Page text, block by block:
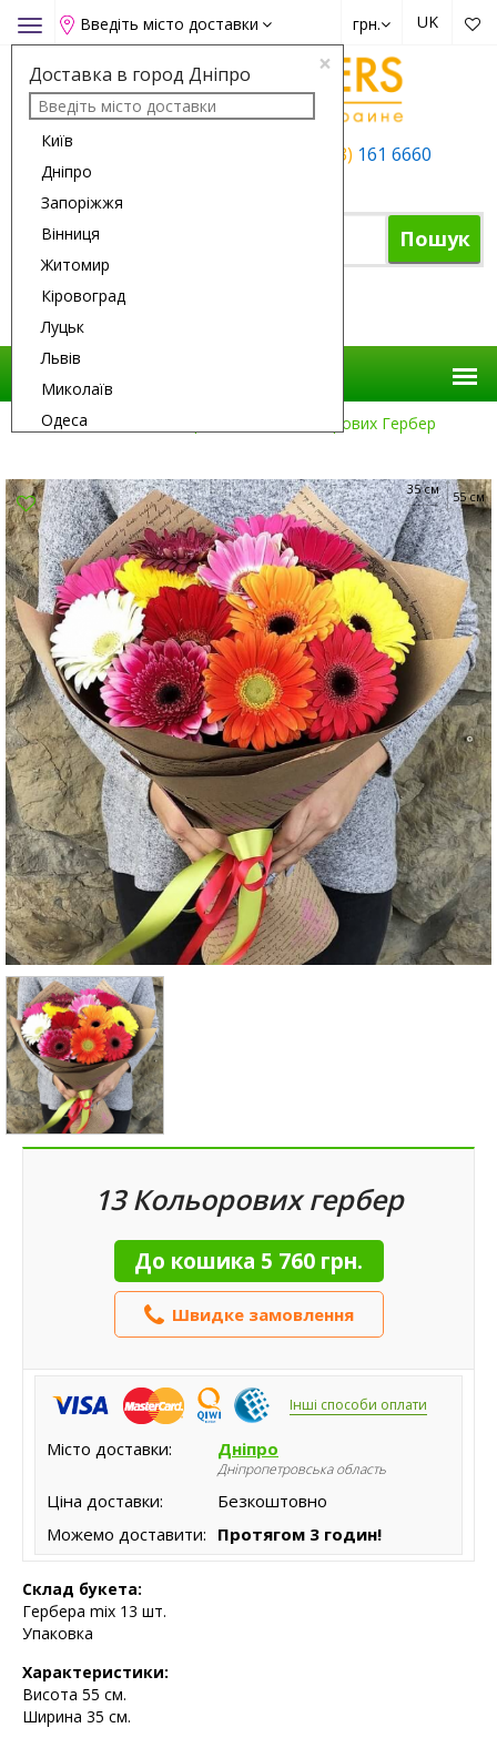
Toggle
navigation
Введіть місто доставки
×
Доставка в город Дніпро
Київ
Дніпро
Запоріжжя
Вінниця
Житомир
Кіровоград
Луцьк
Львів
Миколаїв
Одеса
Рівне
Суми
Харків
Херсон
UK
грн.
+38 (063) 161 6660
Пошук
Доставка Квітів 13 Кольорових Гербер
55 см
35 см
13 Кольорових гербер
До кошика 5 760 грн.
Швидке замовлення
Інші способи оплати
Місто доставки: Дніпро
Дніпропетровська область
Ціна доставки:
Безкоштовно
Можемо доставити: Протягом 3 годин!
Склад букета:
Гербера mix 13 шт.
Упаковка
Характеристики:
Висота 55 см.
Ширина 35 см.